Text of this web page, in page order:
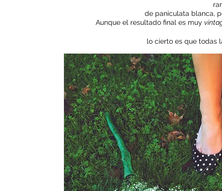
de paniculata blanca,
Aunque el resultado final es muy
lo cierto es que todas